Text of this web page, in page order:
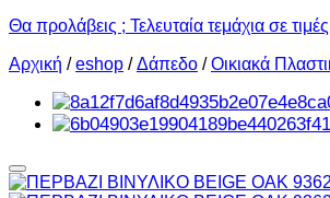
Θα προλάβεις ; Τελευταία τεμάχια σε
Αρχική /eshop /Δάπεδο /Οικιακά